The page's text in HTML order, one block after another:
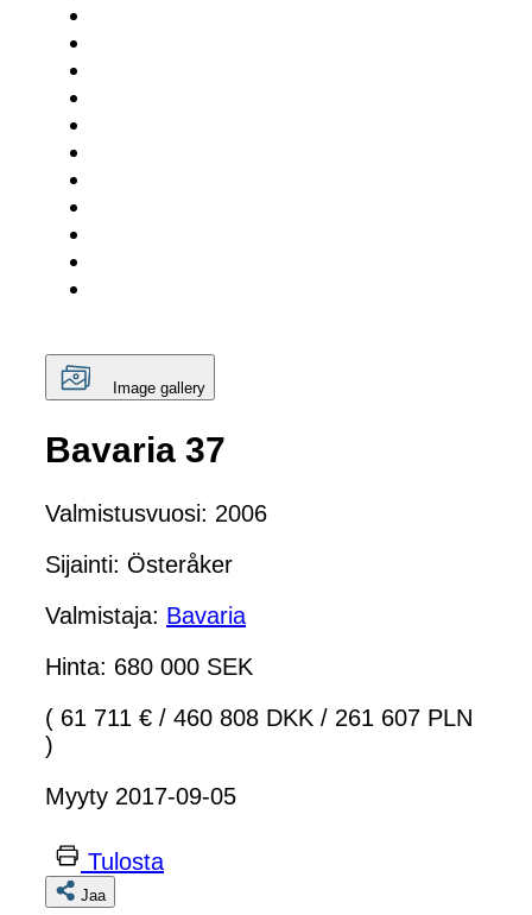
Image gallery
Bavaria 37
Valmistusvuosi: 2006
Sijainti: Österåker
Valmistaja: Bavaria
Hinta: 680 000 SEK
( 61 711 € / 460 808 DKK / 261 607 PLN
)
Myyty 2017-09-05
Tulosta
Jaa